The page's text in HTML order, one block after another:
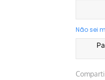
Não sei